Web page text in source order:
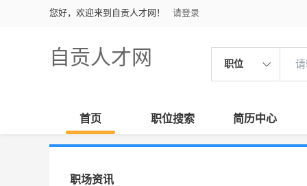
您好，欢迎来到自贡人才网！ 请登录
自贡人才网 职位
首页 职位搜索 简历中心
职场资讯